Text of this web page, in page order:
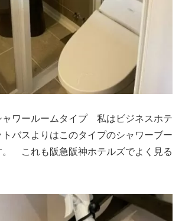
ャワールームタイプ 私はビジネスホテ
バスよりはこのタイプのシャワーブー
。 これも阪急阪神ホテルズでよく見る